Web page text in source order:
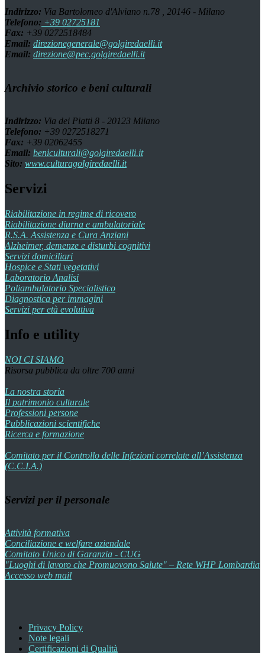
Indirizzo: Via Bartolomeo d'Alviano n.78 , 20146 - Milano
Telefono: +39 02725181
Fax: +39 0272518484
Email: direzionegenerale@golgiredaelli.it
Email: direzione@pec.golgiredaelli.it
Archivio storico e beni culturali
Indirizzo: Via dei Piatti 8 - 20123 Milano
Telefono: +39 0272518271
Fax: +39 02062455
Email: beniculturali@golgiredaelli.it
Sito: www.culturagolgiredaelli.it
Servizi
Riabilitazione in regime di ricovero
Riabilitazione diurna e ambulatoriale
R.S.A. Assistenza e Cura Anziani
Alzheimer, demenze e disturbi cognitivi
Servizi domiciliari
Hospice e Stati vegetativi
Laboratorio Analisi
Poliambulatorio Specialistico
Diagnostica per immagini
Servizi per età evolutiva
Info e utility
NOI CI SIAMO
Risorsa pubblica da oltre 700 anni
La nostra storia
Il patrimonio culturale
Professioni persone
Pubblicazioni scientifiche
Ricerca e formazione
Comitato per il Controllo delle Infezioni correlate all’Assistenza
(C.C.I.A.)
Servizi per il personale
Attività formativa
Conciliazione e welfare aziendale
Comitato Unico di Garanzia - CUG
"Luoghi di lavoro che Promuovono Salute" – Rete WHP Lombardia
Accesso web mail
Privacy Policy
Note legali
Certificazioni di Qualità